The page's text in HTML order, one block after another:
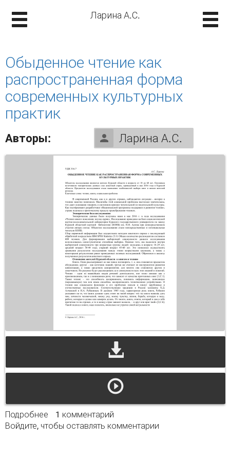
Ларина А.С.
Обыденное чтение как
распространенная форма
современных культурных
практик
Авторы: Ларина А.С.
Подробнее о Обыденное чтение как распространенная
форма современных культурных практик
1 комментарий
Войдите, чтобы оставлять комментарии